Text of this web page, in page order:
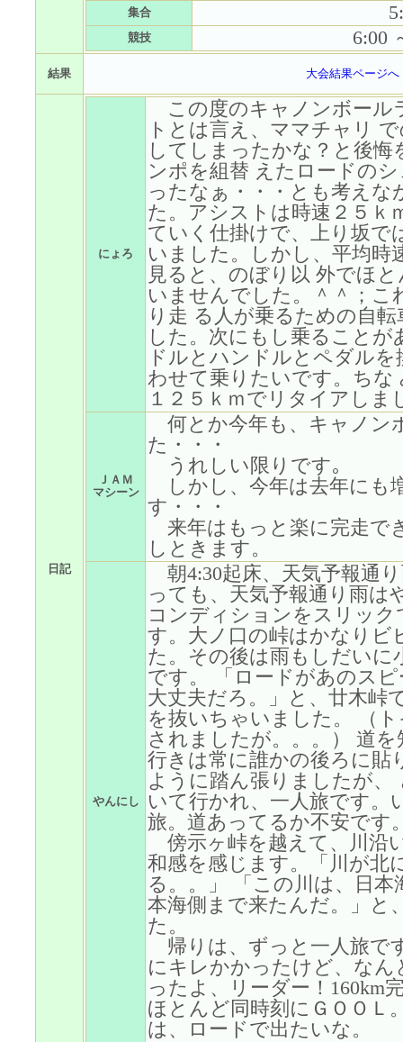
集合
競技 6:00
結果 大会結果ページへ
日記
にょろ
この度のキャノンボール
トとは言え、ママチャリ
してしまったかな？と後
ンポを組替 えたロードの
ったなぁ・・・とも考えな
た。アシストは時速２５ｋ
ていく仕掛けで、上り坂で
いました。しかし、平均時
見ると、のぼり以 外でほ
いませんでした。＾＾；こ
り走 る人が乗るための自
した。次にもし乗ることが
ドルとハンドルとペダル
わせて乗りたいです。ちな
１２５ｋｍでリタイアしま
ＪＡＭ
マシーン
何とか今年も、キャノン
た・・・
うれしい限りです｡
しかし、今年は去年にも
す・・・
来年はもっと楽に完走で
しときます。
やんにし
朝4:30起床、天気予報通
っても、天気予報通り雨は
コンディションをスリッ
す。大ノ口の峠はかなりビ
た。その後は雨もしだいに
です。 「ロードがあのス
大丈夫だろ。」と、廿木峠
を抜いちゃいました。 （
されましたが。。。） 道
行きは常に誰かの後ろに貼
ように踏ん張りましたが、
いて行かれ、一人旅です。
旅。道あってるか不安です
傍示ヶ峠を越えて、川沿
和感を感じます。「川が北
る。。」 「この川は、日
本海側まで来たんだ。」と
た。
帰りは、ずっと一人旅で
にキレかかったけど、な
ったよ、リーダー！160km
ほとんど同時刻にＧＯＯＬ
は、ロードで出たいな。